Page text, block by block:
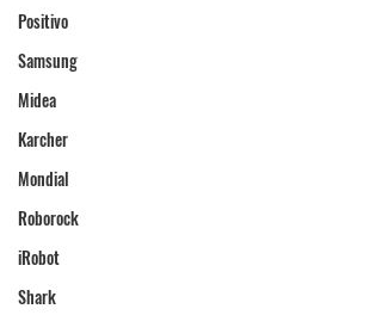
Positivo
Samsung
Midea
Karcher
Mondial
Roborock
iRobot
Shark